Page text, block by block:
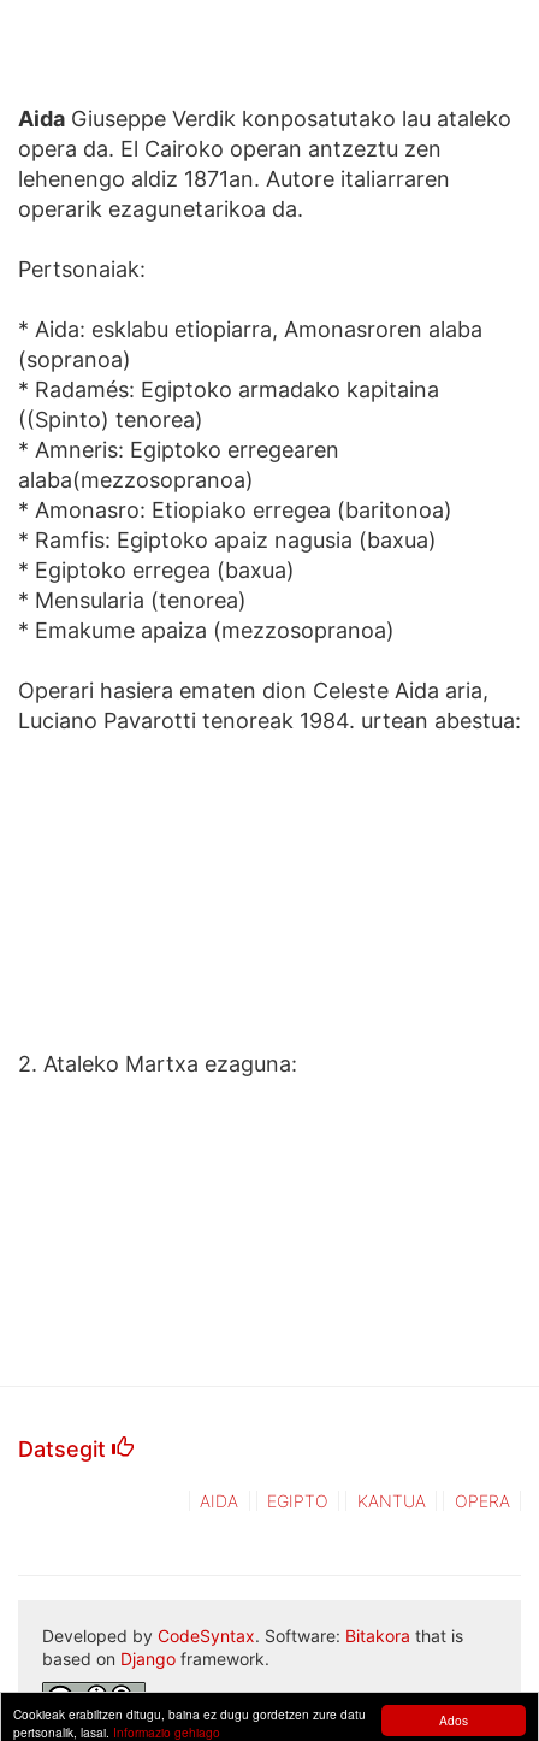
Ados
Cookieak erabiltzen ditugu, baina ez dugu gordetzen zure datu
pertsonalik, lasai. Informazio gehiago
Aida Giuseppe Verdik konposatutako lau ataleko
opera da. El Cairoko operan antzeztu zen
lehenengo aldiz 1871an. Autore italiarraren
operarik ezagunetarikoa da.
Pertsonaiak:
* Aida: esklabu etiopiarra, Amonasroren alaba
(sopranoa)
* Radamés: Egiptoko armadako kapitaina
((Spinto) tenorea)
* Amneris: Egiptoko erregearen
alaba(mezzosopranoa)
* Amonasro: Etiopiako erregea (baritonoa)
* Ramfis: Egiptoko apaiz nagusia (baxua)
* Egiptoko erregea (baxua)
* Mensularia (tenorea)
* Emakume apaiza (mezzosopranoa)
Operari hasiera ematen dion Celeste Aida aria,
Luciano Pavarotti tenoreak 1984. urtean abestua:
2. Ataleko Martxa ezaguna:
Datsegit
AIDA EGIPTO KANTUA OPERA
Developed by CodeSyntax. Software: Bitakora that is
based on Django framework.